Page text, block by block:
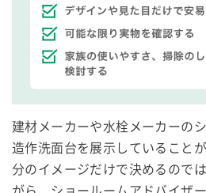
建材メーカーや水栓メーカーの
造作洗面台を展示していること
分のイメージだけで決めるので